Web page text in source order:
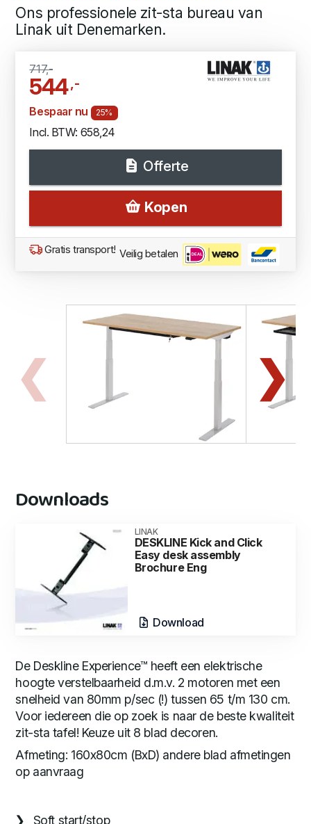
Ons professionele zit-sta bureau van
Linak uit Denemarken.
717,-
544,-
Bespaar nu 25%
Incl. BTW: 658,24
Offerte
Kopen
Gratis transport! Veilig betalen
Downloads
LINAK
DESKLINE Kick and Click
Easy desk assembly
Brochure Eng
Download
De Deskline Experience™ heeft een elektrische
hoogte verstelbaarheid d.m.v. 2 motoren met een
snelheid van 80mm p/sec (!) tussen 65 t/m 130 cm.
Voor iedereen die op zoek is naar de beste kwaliteit
zit-sta tafel! Keuze uit 8 blad decoren.
Afmeting: 160x80cm (BxD) andere blad afmetingen
op aanvraag
Soft start/stop